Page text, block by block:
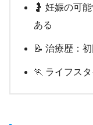
🤰 妊娠の可
ある
📝 治療歴：
🏃 ライフス